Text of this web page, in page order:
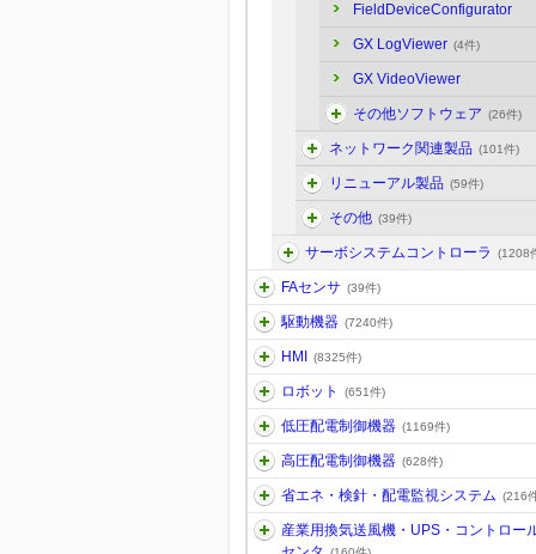
FieldDeviceConfigurator
GX LogViewer (4件)
GX VideoViewer
その他ソフトウェア (26件)
ネットワーク関連製品 (101件)
リニューアル製品 (59件)
その他 (39件)
サーボシステムコントローラ (1208
FAセンサ (39件)
駆動機器 (7240件)
HMI (8325件)
ロボット (651件)
低圧配電制御機器 (1169件)
高圧配電制御機器 (628件)
省エネ・検針・配電監視システム (216
産業用換気送風機・UPS・コントロー